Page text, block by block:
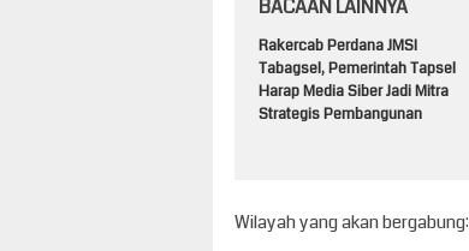
BACAAN LAINNYA
Rakercab Perdana JMSI
Tabagsel, Pemerintah Tapsel
Harap Media Siber Jadi Mitra
Strategis Pembangunan
Wilayah yang akan bergabung: